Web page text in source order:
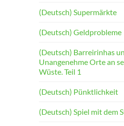
(Deutsch) Supermärkte
(Deutsch) Geldprobleme
(Deutsch) Barreirinhas
Unangenehme Orte an
Wüste. Teil 1
(Deutsch) Pünktlichkeit
(Deutsch) Spiel mit dem